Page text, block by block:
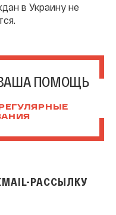
в Украину не
ПОМОЩЬ
РАССЫЛКУ